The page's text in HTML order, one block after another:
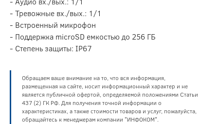
- Тревожные вх./вых.: 1/1
- Встроенный микрофон
- Поддержка microSD емкостью до 256 ГБ
- Степень защиты: IP67
Обращаем ваше внимание на то, что вся информация,
размещенная на сайте, носит информационный характер и не
является публичной офертой, определяемой положениями Статьи
437 (2) ГК РФ. Для получения точной информации о
характеристиках, а также стоимости товаров и услуг, пожалуйста,
обращайтесь к менеджерам компании "ИНФОКОМ".